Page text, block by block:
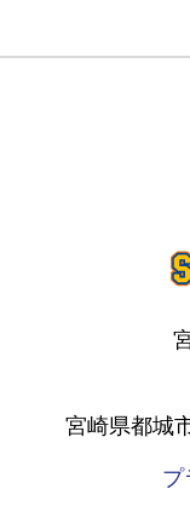
宮崎県都城
プ